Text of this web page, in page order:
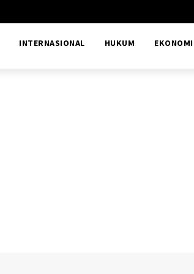
INTERNASIONAL HUKUM EKONOMI